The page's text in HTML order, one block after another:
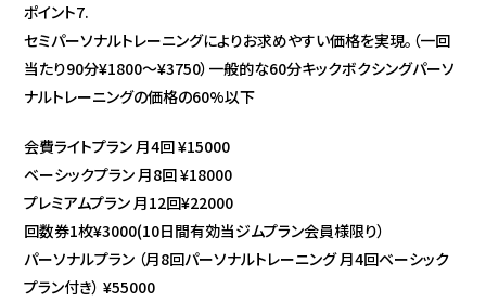
ポイント7.
セミパーソナルトレーニングによりお求めやすい価格を実現。（一回
当たり90分¥1800〜¥3750）一般的な60分キックボクシングパーソ
ナルトレーニングの価格の60%以下
会費ライトプラン 月4回 ¥15000
ベーシックプラン 月8回 ¥18000
プレミアムプラン 月12回¥22000
回数券1枚¥3000(10日間有効当ジムプラン会員様限り）
パーソナルプラン （月8回パーソナルトレーニング 月4回ベーシック
プラン付き） ¥55000